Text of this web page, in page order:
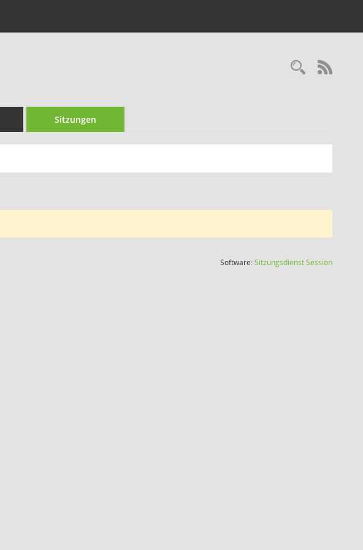
Sitzungen
Software:SitzungsdienstSession(Wird in